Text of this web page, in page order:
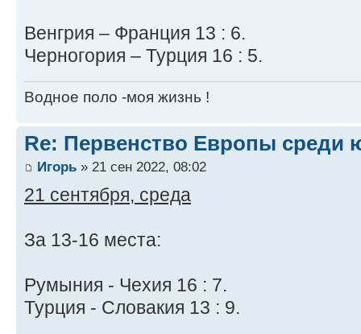
Венгрия – Франция 13 : 6.
Черногория – Турция 16 : 5.
Водное поло -моя жизнь !
Re: Первенство Европы среди
Игорь » 21 сен 2022, 08:02
21 сентября, среда
За 13-16 места:
Румыния - Чехия 16 : 7.
Турция - Словакия 13 : 9.